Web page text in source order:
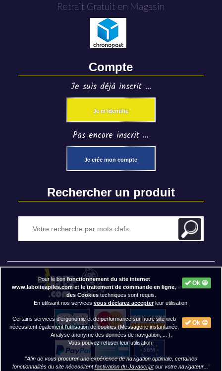
Retrait Gratuit en Magasin
Compte
Je suis déjà inscrit ...
Je m'identifie
Pas encore inscrit ...
Je crée mon compte
Rechercher un produit
2020 BAP ⓒ - Mentions légales
Ok 😀
Pour le bonfonctionnement du site internet
www.laboiteapiles.com et le traitement de commande en ligne,
des Cookiestechniques sont requis.
En utilisant nos services vous déclarez accepterleur utilisation.
Ok 😟
Certains services d'ergonomie et de performance sur notre site web
nécessitent également l'utilisation de cookies (Messagerie instantanée,
Analyse anonyme des données de navigation, ... ).
Vous pouvez refuser leur utilisation.
"Afin de vous procurer une expérience de navigation optimale, certaines
fonctionnalités du site nécessitentl'activation du Javascriptsur votre navigateur..."